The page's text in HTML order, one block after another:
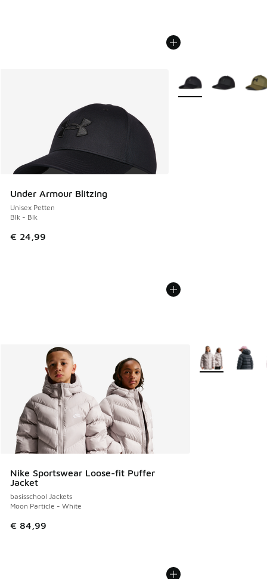
Under Armour Blitzing
Unisex Petten
Blk - Blk
€ 24,99
Meer kleuren
Nike Sportswear Loose-fit Puffer
Jacket
basisschool Jackets
Moon Particle - White
€ 84,99
Meer kleuren